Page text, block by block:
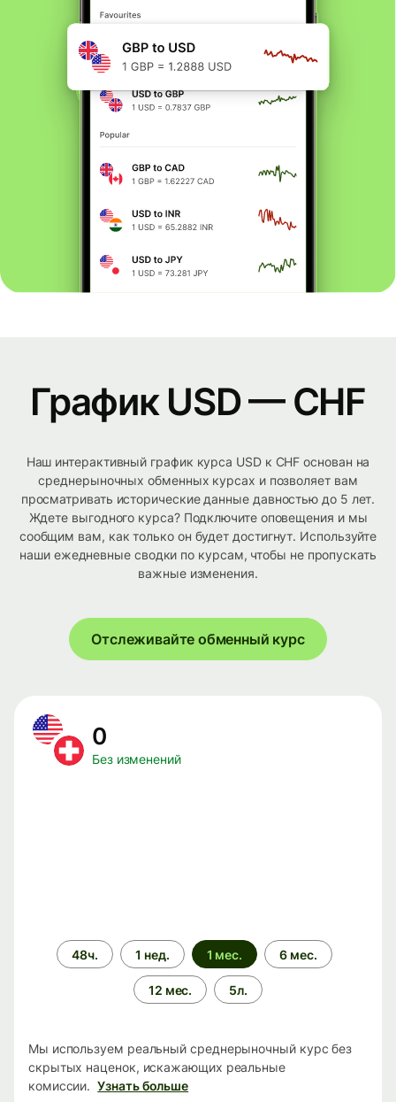
График USD — CHF
Наш интерактивный график курса USD к CHF основан на
среднерыночных обменных курсах и позволяет вам
просматривать исторические данные давностью до 5 лет.
Ждете выгодного курса? Подключите оповещения и мы
сообщим вам, как только он будет достигнут. Используйте
наши ежедневные сводки по курсам, чтобы не пропускать
важные изменения.
Отслеживайте обменный курс
0
Без изменений
Период
времени
48ч. 1 нед. 1 мес. 6 мес.
12 мес. 5л.
Мы используем реальный среднерыночный курс без
скрытых наценок, искажающих реальные
комиссии. Узнать больше